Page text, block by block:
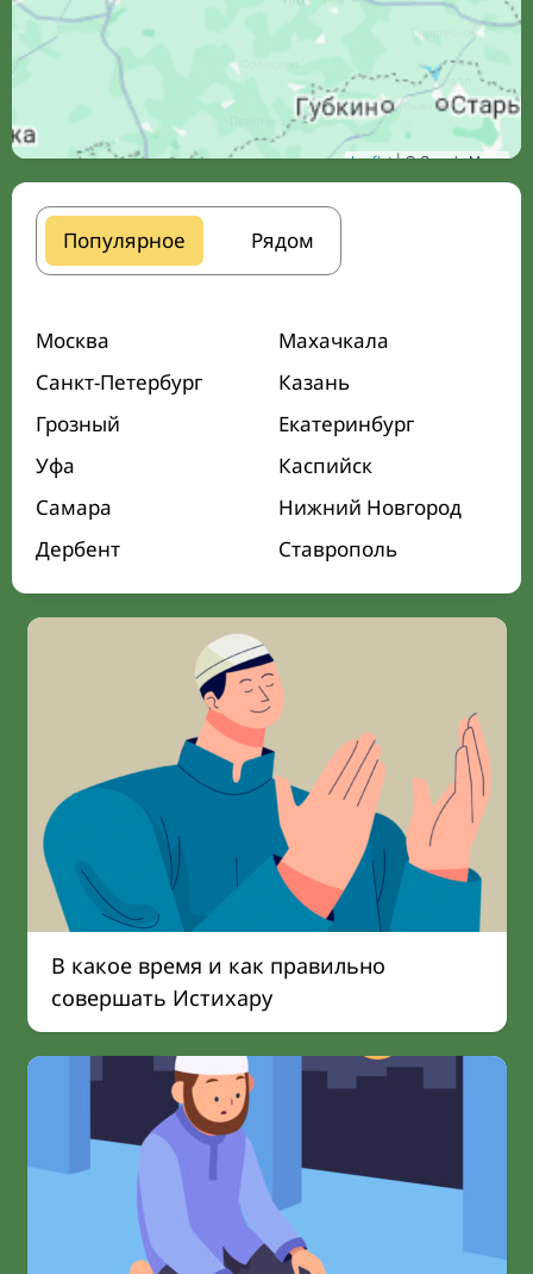
Leaflet| © Google Maps
Популярное Рядом
Москва
Махачкала
Санкт-Петербург
Казань
Грозный
Екатеринбург
Уфа
Каспийск
Самара
Нижний Новгород
Дербент
Ставрополь
В какое время и как правильно
совершать Истихару